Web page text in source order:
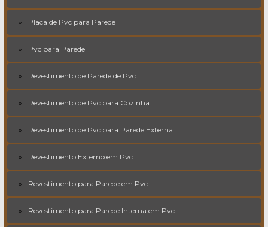
Placa de Pvc para Parede
Pvc para Parede
Revestimento de Parede de Pvc
Revestimento de Pvc para Cozinha
Revestimento de Pvc para Parede Externa
Revestimento Externo em Pvc
Revestimento para Parede em Pvc
Revestimento para Parede Interna em Pvc